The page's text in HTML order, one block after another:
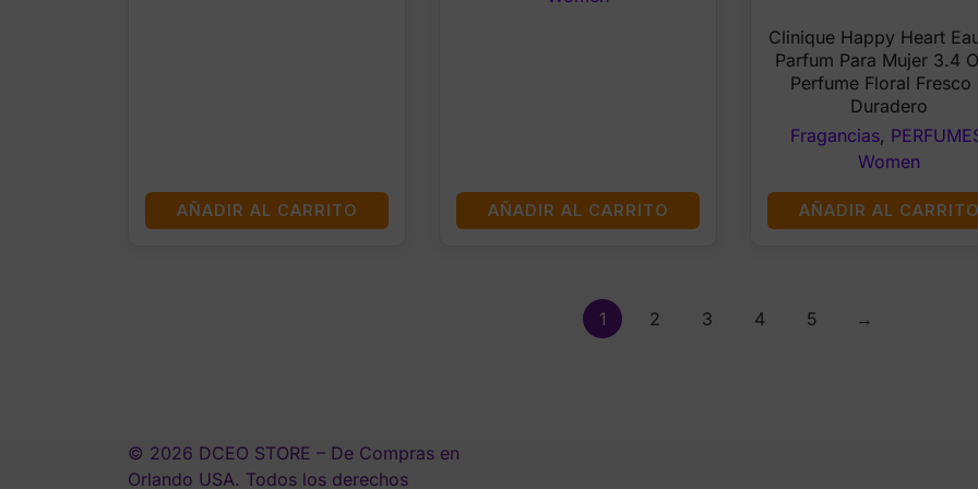
AÑADIR AL CARRITO AÑADIR AL CARRITO
was:
$75.99.
is:
Clinique Happy Heart
Parfum Para Mujer 3.4
Perfume Floral Fresco
Duradero
Fragancias,
Women
AÑADIR AL CARRITO
1 2 3 4 5 →
© 2026 DCEO STORE – De Compras en
Orlando USA. Todos los derechos